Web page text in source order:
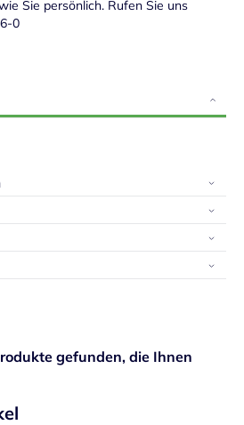
Sie persönlich. Rufen Sie uns
0
gefunden, die Ihnen